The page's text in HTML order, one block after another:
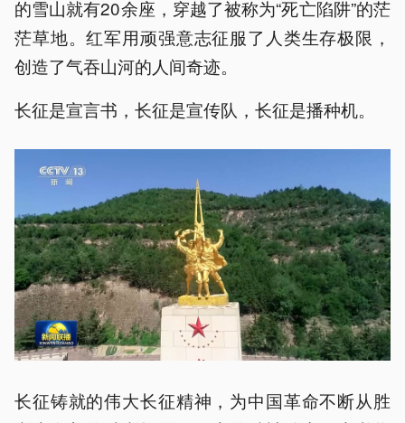
的雪山就有20余座，穿越了被称为“死亡陷阱”的茫
茫草地。红军用顽强意志征服了人类生存极限，
创造了气吞山河的人间奇迹。
长征是宣言书，长征是宣传队，长征是播种机。
长征铸就的伟大长征精神，为中国革命不断从胜